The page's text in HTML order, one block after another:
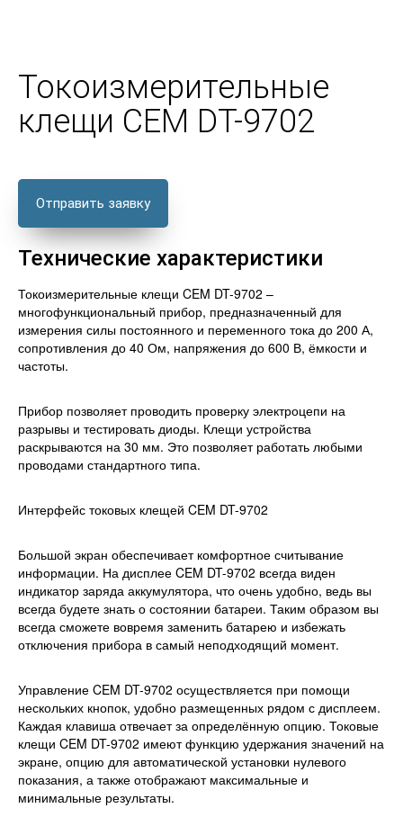
Токоизмерительные
клещи CEM DT-9702
Отправить заявку
Технические характеристики
Токоизмерительные клещи CEM DT-9702 –
многофункциональный прибор, предназначенный для
измерения силы постоянного и переменного тока до 200 А,
сопротивления до 40 Ом, напряжения до 600 В, ёмкости и
частоты.
Прибор позволяет проводить проверку электроцепи на
разрывы и тестировать диоды. Клещи устройства
раскрываются на 30 мм. Это позволяет работать любыми
проводами стандартного типа.
Интерфейс токовых клещей CEM DT-9702
Большой экран обеспечивает комфортное считывание
информации. На дисплее CEM DT-9702 всегда виден
индикатор заряда аккумулятора, что очень удобно, ведь вы
всегда будете знать о состоянии батареи. Таким образом вы
всегда сможете вовремя заменить батарею и избежать
отключения прибора в самый неподходящий момент.
Управление CEM DT-9702 осуществляется при помощи
нескольких кнопок, удобно размещенных рядом с дисплеем.
Каждая клавиша отвечает за определённую опцию. Токовые
клещи CEM DT-9702 имеют функцию удержания значений на
экране, опцию для автоматической установки нулевого
показания, а также отображают максимальные и
минимальные результаты.